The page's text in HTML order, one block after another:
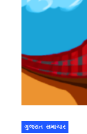
ગુજરાત સમાચાર